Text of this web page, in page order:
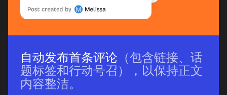
自动发布首条评论 （包含链接、话
题标签和行动号召），以保持正文
内容整洁。